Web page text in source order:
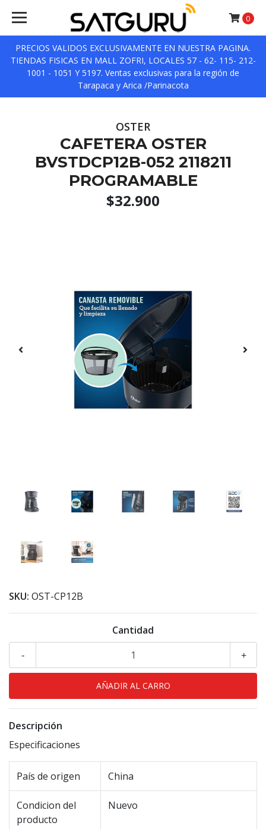
PRECIOS VALIDOS EXCLUSIVAMENTE EN NUESTRA PAGINA.
TIENDAS FISICAS EN MALL ZOFRI, LOCALES 57 - 62- 115- 212-
1001 - 1051 Y 5197. Ventas exclusivas para la región de
Tarapaca y Arica /Parinacota
0
OSTER
CAFETERA OSTER
BVSTDCP12B-052 2118211
PROGRAMABLE
$32.900
SKU: OST-CP12B
Cantidad
+
-
Descripción
Especificaciones
País de origen China
Condicion del
producto
Nuevo